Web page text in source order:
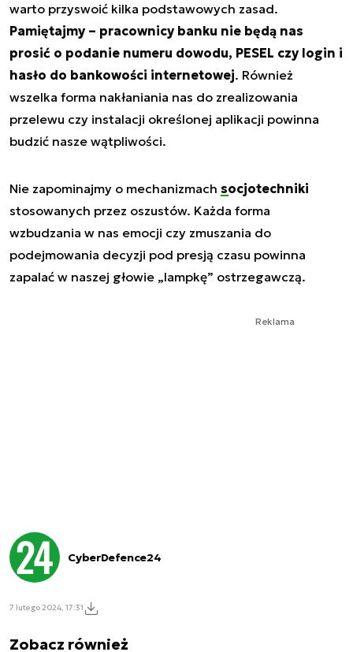
warto przyswoić kilka podstawowych zasad.
Pamiętajmy – pracownicy banku nie będą nas
prosić o podanie numeru dowodu, PESEL czy login i
hasło do bankowości internetowej. Również
wszelka forma nakłaniania nas do zrealizowania
przelewu czy instalacji określonej aplikacji powinna
budzić nasze wątpliwości.
Nie zapominajmy o mechanizmach socjotechniki
stosowanych przez oszustów. Każda forma
wzbudzania w nas emocji czy zmuszania do
podejmowania decyzji pod presją czasu powinna
zapalać w naszej głowie „lampkę” ostrzegawczą.
Reklama
CyberDefence24
7 lutego 2024, 17:31
Zobacz również